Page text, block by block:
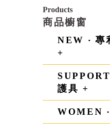
Products
商品櫥窗
NEW ‧ 專
+
護具 +
WOMEN